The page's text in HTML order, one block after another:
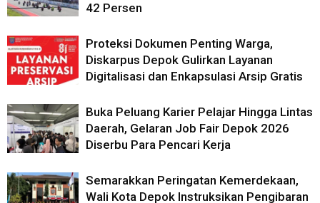
42 Persen
Proteksi Dokumen Penting Warga,
Diskarpus Depok Gulirkan Layanan
Digitalisasi dan Enkapsulasi Arsip Gratis
Buka Peluang Karier Pelajar Hingga Lintas
Daerah, Gelaran Job Fair Depok 2026
Diserbu Para Pencari Kerja
Semarakkan Peringatan Kemerdekaan,
Wali Kota Depok Instruksikan Pengibaran